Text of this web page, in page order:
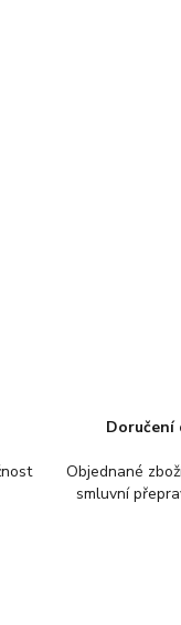
Doručení
Objednané
smluvní